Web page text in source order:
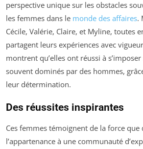
perspective unique sur les obstacles
les femmes dans le monde des affaires.
Cécile, Valérie, Claire, et Myline, toutes
partagent leurs expériences avec
montrent qu’elles ont réussi à
souvent dominés par des hommes,
leur détermination.
Des réussites inspirantes
Ces femmes témoignent de la force que
l’appartenance à une communauté